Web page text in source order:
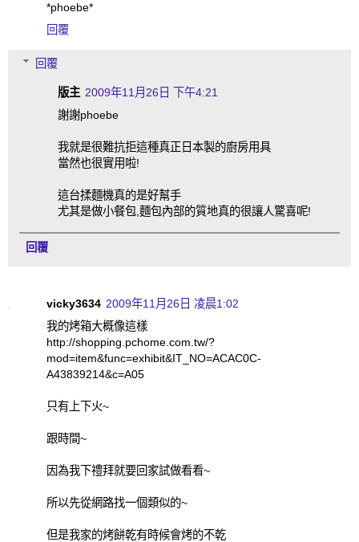
*phoebe*
回覆
回覆
版主 2009年11月26日 下午4:21
謝謝phoebe
我就是很難抗拒這種真正日本製的廚房用具
當然也很實用啦!
這台揉麵機真的是好幫手
尤其是做小餐包,麵包內部的質地真的很讓人驚喜呢!
回覆
vicky3634 2009年11月26日 凌晨1:02
我的烤箱大概像這樣
http://shopping.pchome.com.tw/?
mod=item&func=exhibit&IT_NO=ACAC0C-
A43839214&c=A05
只有上下火~
跟時間~
因為我下禮拜就要回家試做看看~
所以先從網路找一個類似的~
但是我家的烤餅乾有時候會烤的不乾